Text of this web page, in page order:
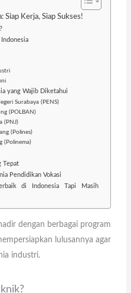
Siap Kerja, Siap Sukses!
yang Wajib Diketahui
Surabaya (PENS)
(POLBAN)
(PNJ)
(Polines)
(Polinema)
Tepat
Pendidikan Vokasi
di Indonesia Tapi Masih
dengan berbagai program
lulusannya agar
industri.